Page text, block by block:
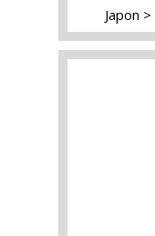
Japon